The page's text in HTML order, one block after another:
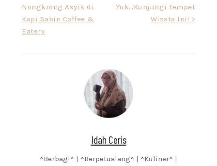
navigationNongkrong Asyik di
Kopi Sabin Coffee &
Eatery
Yuk…Kunjungi Tempat
Wisata Ini! >
Idah Ceris
^Berbagi^ | ^Berpetualang^ | ^Kuliner^ |